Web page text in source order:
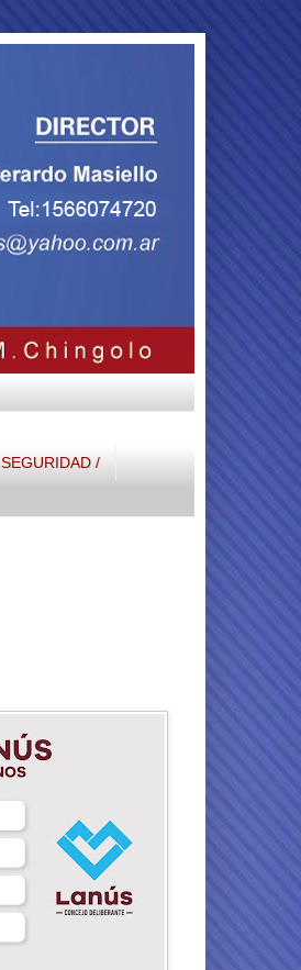
SEGURIDAD /